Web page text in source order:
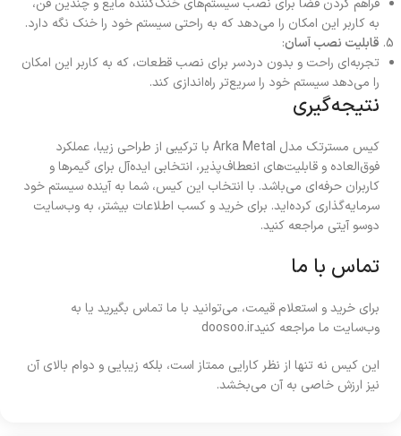
فراهم کردن فضا برای نصب سیستم‌های خنک‌کننده مایع و چندین فن،
به کاربر این امکان را می‌دهد که به راحتی سیستم خود را خنک نگه دارد.
قابلیت نصب آسان:
تجربه‌ای راحت و بدون دردسر برای نصب قطعات، که به کاربر این امکان
را می‌دهد سیستم خود را سریع‌تر راه‌اندازی کند.
نتیجه‌گیری
کیس مسترتک مدل Arka Metal با ترکیبی از طراحی زیبا، عملکرد
فوق‌العاده و قابلیت‌های انعطاف‌پذیر، انتخابی ايده‌آل برای گیمرها و
کاربران حرفه‌ای می‌باشد. با انتخاب این کیس، شما به آینده سیستم خود
سرمایه‌گذاری کرده‌اید. برای خرید و کسب اطلاعات بیشتر، به وب‌سایت
دوسو آیتی مراجعه کنید.
تماس با ما
برای خرید و استعلام قیمت، می‌توانید با ما تماس بگیرید یا به
وب‌سایت ما مراجعه کنیدdoosoo.ir
این کیس نه تنها از نظر کارایی ممتاز است، بلکه زیبایی و دوام بالای آن
نیز ارزش خاصی به آن می‌بخشد.